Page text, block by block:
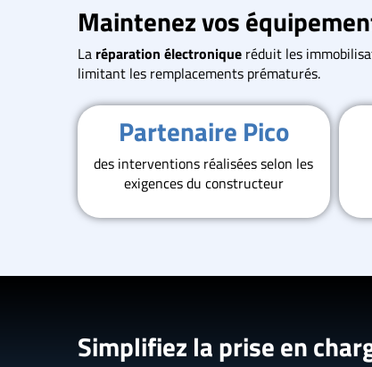
Maintenez vos
La réparation électronique réduit les
limitant les remplacements prématurés.
Partenaire Pico
des interventions réalisées selon les
exigences du constructeur
Simplifiez la prise en